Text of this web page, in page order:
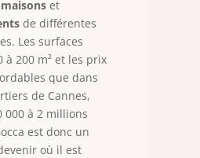
maisonset
de différentes
Les surfaces
à 200 m² et les prix
que dans
de Cannes,
000 à 2 millions
est donc un
où il est